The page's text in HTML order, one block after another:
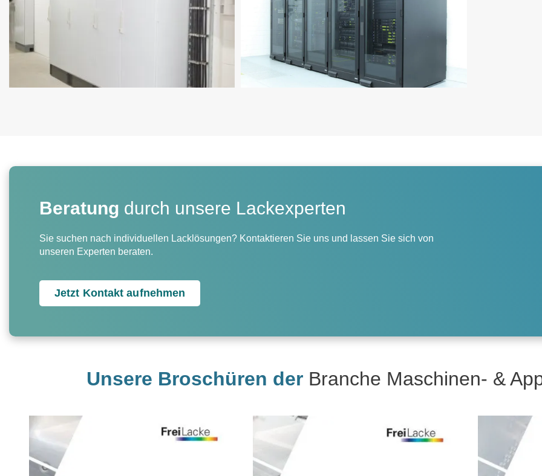
Beratung durch unsere Lackexperten
Sie suchen nach individuellen Lacklösungen? Kontaktieren Sie uns und lassen Sie sich von
unseren Experten beraten.
Jetzt Kontakt aufnehmen
Unsere Broschüren der Branche Maschinen- &